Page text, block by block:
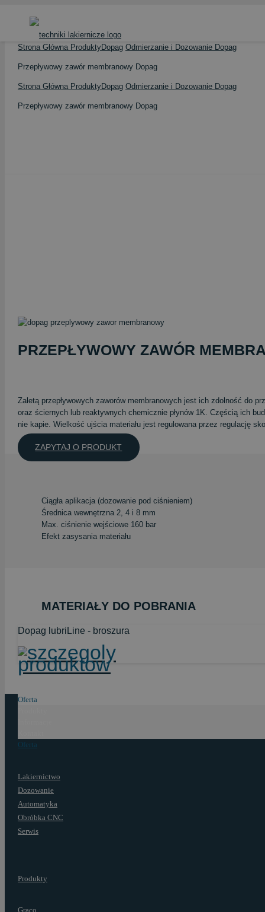
Strona Główna ProduktyDopag Odmierzanie i Dozowanie Dopag
Przepływowy zawór membranowy Dopag
Strona Główna ProduktyDopag Odmierzanie i Dozowanie Dopag
Przepływowy zawór membranowy Dopag
PRZEPŁYWOWY ZAWÓR
Zaletą przepływowych zaworów membranowych jest ich zdolność do
oraz ściernych lub reaktywnych chemicznie płynów 1K. Częścią ich
nie kapie. Wielkość ujścia materiału jest regulowana przez regulację
ZAPYTAJ O PRODUKT
Ciągła aplikacja (dozowanie pod ciśnieniem)
Średnica wewnętrzna 2, 4 i 8 mm
Max. ciśnienie wejściowe 160 bar
Efekt zasysania materiału
MATERIAŁY DO POBRANIA
Dopag lubriLine - broszura
Oferta
Oferta
Lakiernictwo
Dozowanie
Automatyka
Obróbka CNC
Serwis
Produkty
Graco